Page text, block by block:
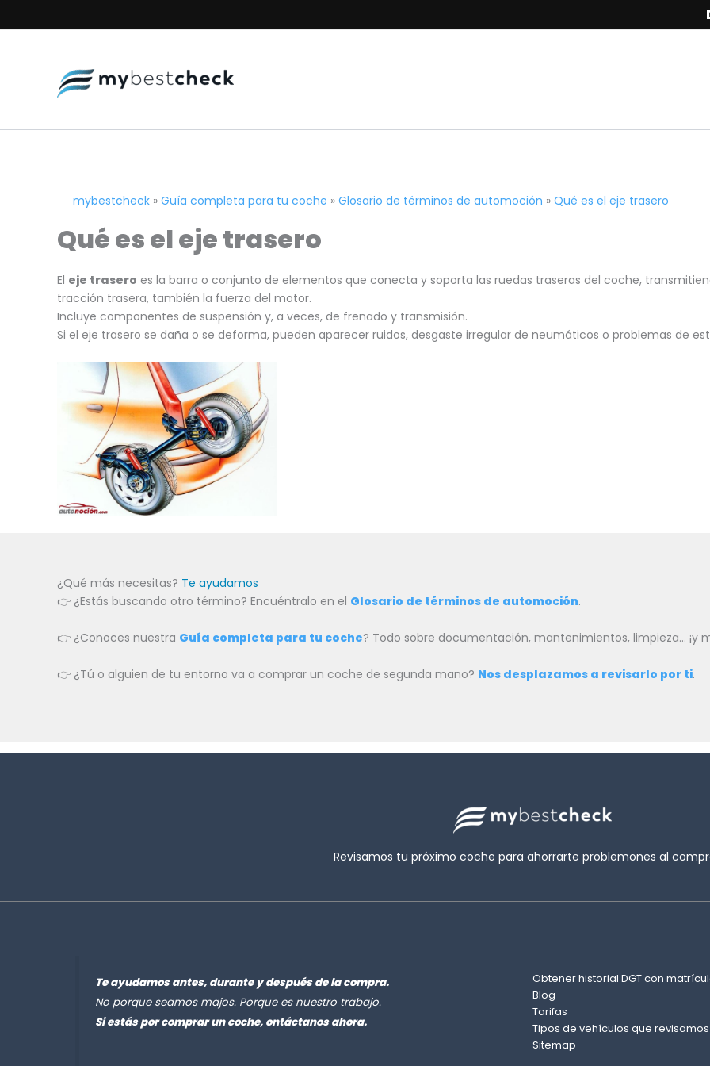
al
mybestcheck » Guía completa para tu coche » Glosario de términos de automoción » Qué es el eje trasero
Qué es el eje trasero
El eje trasero es la barra o conjunto de elementos que conecta y soporta las ruedas traseras del coche,
tracción trasera, también la fuerza del motor.
Incluye componentes de suspensión y, a veces, de frenado y transmisión.
Si el eje trasero se daña o se deforma, pueden aparecer ruidos, desgaste irregular de neumáticos o problemas de
¿Qué más necesitas? Te ayudamos
👉 ¿Estás buscando otro término? Encuéntralo en el Glosario de términos de automoción.
👉 ¿Conoces nuestra Guía completa para tu coche? Todo sobre documentación, mantenimientos, limpieza… ¡y
👉 ¿Tú o alguien de tu entorno va a comprar un coche de segunda mano? Nos desplazamos a revisarlo por ti.
Revisamos tu próximo coche para ahorrarte problemones al
Te ayudamos antes, durante y después de la compra.
No porque seamos majos. Porque es nuestro trabajo.
Si estás por comprar un coche, ontáctanos ahora.
Obtener historial DGT con
Blog
Tarifas
Tipos de vehículos que revisamos
Sitemap